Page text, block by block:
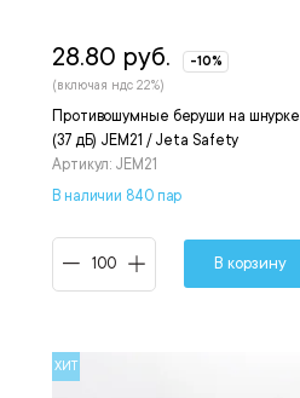
Противошумные беруши на шнурке
(37 дБ) JEM21 / Jeta Safety
Артикул: JEM21
28.80 руб.
-10%
(включая ндс 22%)
В наличии 840 пар
В корзину
ХИТ